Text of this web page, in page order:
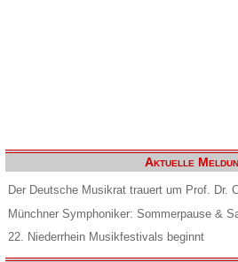
Aktuelle
Der Deutsche Musikrat trauert um Prof. Dr.
Münchner Symphoniker: Sommerpause &
22. Niederrhein Musikfestivals beginnt